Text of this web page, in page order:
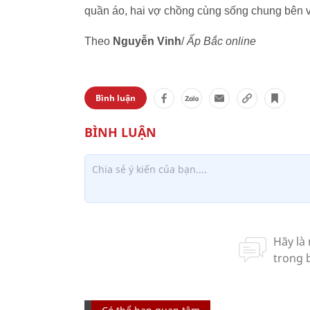
quần áo, hai vợ chồng cùng sống chung bên
Theo Nguyễn Vinh/Ấp Bắc online
Bình luận